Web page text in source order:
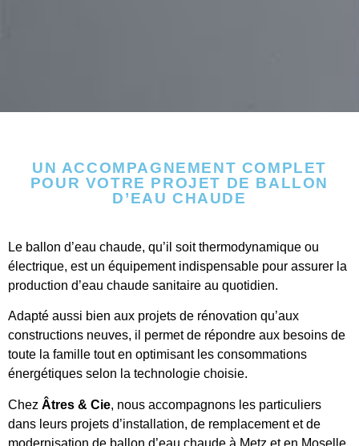
UN ACCOMPAGNEMENT COMPLET
POUR VOTRE PROJET DE BALLON
D’EAU CHAUDE
Le ballon d’eau chaude, qu’il soit thermodynamique ou
électrique, est un équipement indispensable pour assurer la
production d’eau chaude sanitaire au quotidien.
Adapté aussi bien aux projets de rénovation qu’aux
constructions neuves, il permet de répondre aux besoins de
toute la famille tout en optimisant les consommations
énergétiques selon la technologie choisie.
Chez Âtres & Cie, nous accompagnons les particuliers
dans leurs projets d’installation, de remplacement et de
modernisation de ballon d’eau chaude à Metz et en Moselle.